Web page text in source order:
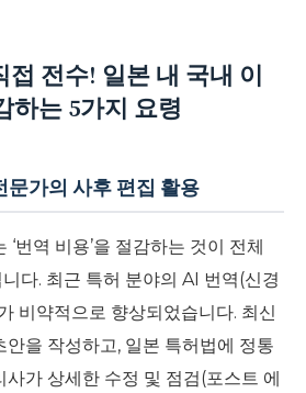
전수! 일본 내 국내 이
하는 5가지 요령
문가의 사후 편집 활용
번역 비용’을 절감하는 것이 전체
다. 최근 특허 분야의 AI 번역(신경
비약적으로 향상되었습니다. 최신
을 작성하고, 일본 특허법에 정통
가 상세한 수정 및 점검(포스트 에